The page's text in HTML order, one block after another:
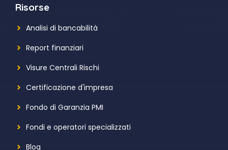
Risorse
Analisi di bancabilità
Report finanziari
Visure Centrali Rischi
Certificazione d'impresa
Fondo di Garanzia PMI
Fondi e operatori specializzati
Blog